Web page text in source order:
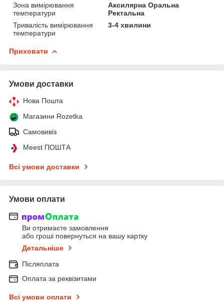
Зона вимірювання
температури
Аксилярна Оральна
Ректальна
Тривалість вимірювання
температури
3-4 хвилини
Приховати
Умови доставки
Нова Пошта
Магазини Rozetka
Самовивіз
Meest ПОШТА
Всі умови доставки
Умови оплати
Ви отримаєте замовлення
або гроші повернуться на вашу картку
Детальніше
Післяплата
Оплата за реквізитами
Всі умови оплати